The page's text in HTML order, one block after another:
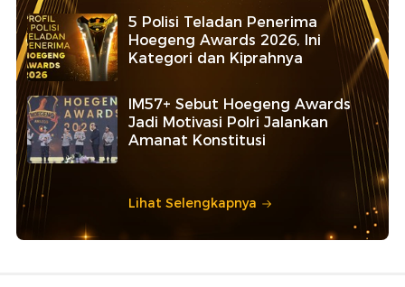
5 Polisi Teladan Penerima
Hoegeng Awards 2026, Ini
Kategori dan Kiprahnya
IM57+ Sebut Hoegeng Awards
Jadi Motivasi Polri Jalankan
Amanat Konstitusi
Lihat Selengkapnya